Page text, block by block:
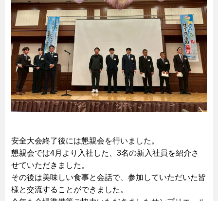
安全大会終了後には懇親会を行いました。
懇親会では4月より入社した、3名の新入社員を紹介さ
せていただきました。
その後は美味しい食事と会話で、参加していただいた皆
様と交流することができました。